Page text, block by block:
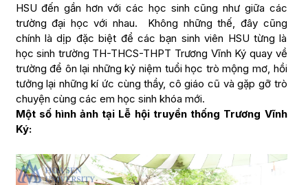
HSU đến gần hơn với các học sinh cũng như giữa các
trường đại học với nhau. Không những thế, đây cũng
chính là dịp đặc biệt để các bạn sinh viên HSU từng là
học sinh trường TH-THCS-THPT Trương Vĩnh Ký quay về
trường để ôn lại những kỷ niệm tuổi học trò mộng mơ, hồi
tưởng lại những kí ức cùng thầy, cô giáo cũ và gặp gỡ trò
chuyện cùng các em học sinh khóa mới.
Một số hình ảnh tại Lễ hội truyền thống Trương Vĩnh
Ký: